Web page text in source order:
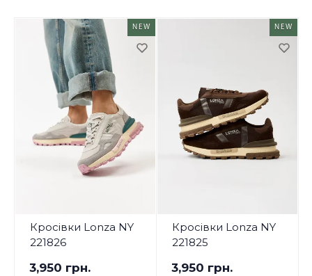
NEW
Кросівки Lonza NY
221826
3,950 грн.
NEW
Кросівки Lonza NY
221825
3,950 грн.